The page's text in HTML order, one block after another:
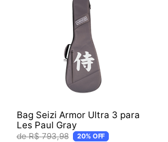
Bag Seizi Armor Ultra 3 para
Les Paul Gray
R$ 793,98 20% OFF